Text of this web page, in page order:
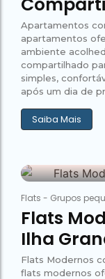
Apartamentos
apartamentos
ambiente
compartilhado
simples,
após um dia de
Saiba Mais
Flats - Grupos
Flats
Ilha
Flats Modernos
flats modernos